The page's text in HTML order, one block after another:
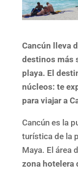
Cancún lleva
destinos más
playa. El
núcleos: te
para viajar a
Cancún es la
turística de la
Maya. El área
zona hotelera